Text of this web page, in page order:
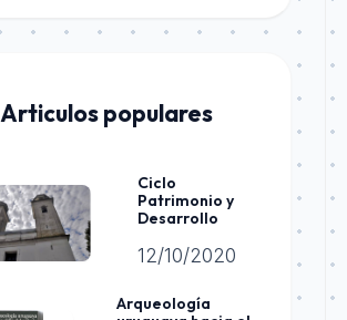
Articulos populares
Ciclo
Patrimonio y
Desarrollo
12/10/2020
Arqueología